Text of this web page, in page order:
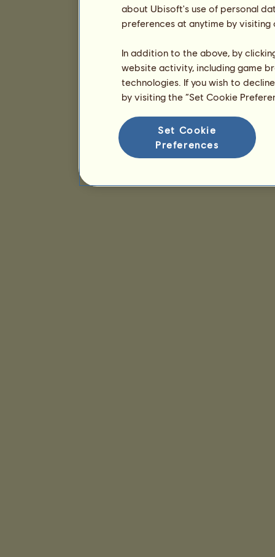
about Ubisoft's use of personal
preferences at anytime by
In addition to the above, by
website activity, including game
technologies. If you wish to
by visiting the “Set Cookie
Set Cookie
Preferences